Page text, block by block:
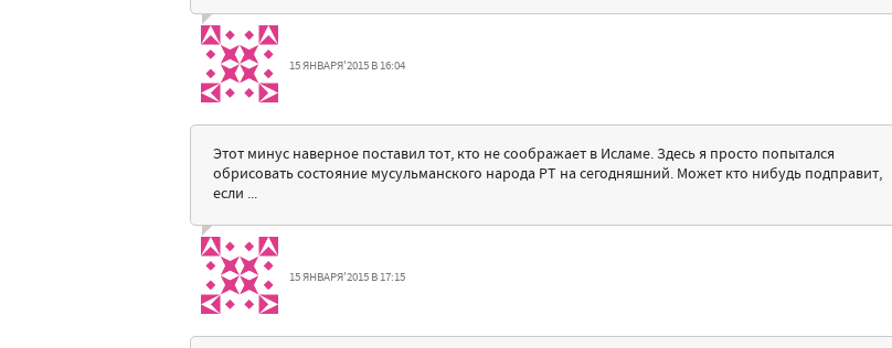
15 ЯНВАРЯ'2015 В 16:04
Этот минус наверное поставил тот, кто не соображает в Исламе. Здесь я просто попытался
обрисовать состояние мусульманского народа РТ на сегодняшний. Может кто нибудь подправит,
если ...
15 ЯНВАРЯ'2015 В 17:15